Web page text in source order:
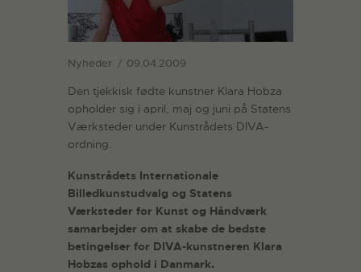
Nyheder 09.04.2009
Den tjekkisk fødte kunstner Klara Hobza
opholder sig i april, maj og juni på Statens
Værksteder under Kunstrådets DIVA-
ordning.
Kunstrådets Internationale
Billedkunstudvalg og Statens
Værksteder for Kunst og Håndværk
samarbejder om at skabe de bedste
betingelser for DIVA-kunstneren Klara
Hobzas ophold i Danmark.